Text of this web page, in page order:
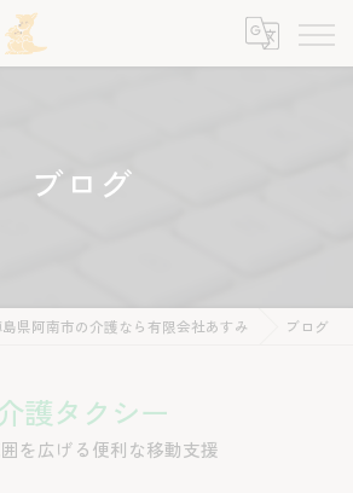
ブログ
島県阿南市の介護なら有限会社あすみ ブログ
護タクシー
を広げる便利な移動支援